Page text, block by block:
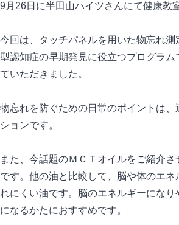
9月26日に半田山ハイツさんにて健康教
今回は、タッチパネルを用いた物忘れ
型認知症の早期発見に役立つプログラ
ていただきました。
物忘れを防ぐための日常のポイントは
ションです。
また、今話題のＭＣＴオイルをご紹介
です。他の油と比較して、脳や体のエ
れにくい油です。脳のエネルギーにな
になるかたにおすすめです。